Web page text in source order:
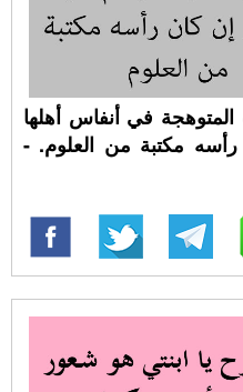
في أنفاس أهلها
رأسه مكتبة من العلوم. -